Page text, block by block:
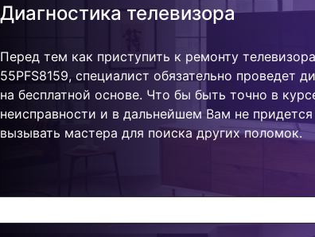
Диагностика телевизора
Перед тем как приступить к ремонту
55PFS8159, специалист обязательно проведет
на бесплатной основе. Что бы быть точно в
неисправности и в дальнейшем Вам не
вызывать мастера для поиска других поломок.